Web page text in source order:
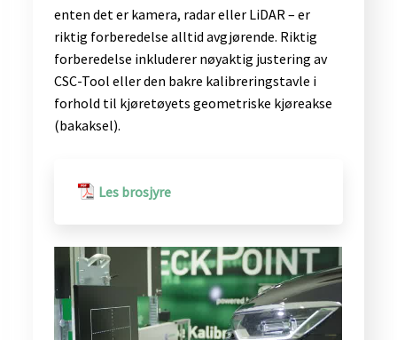
enten det er kamera, radar eller LiDAR – er
riktig forberedelse alltid avgjørende. Riktig
forberedelse inkluderer nøyaktig justering av
CSC-Tool eller den bakre kalibreringstavle i
forhold til kjøretøyets geometriske kjøreakse
(bakaksel).
Les brosjyre